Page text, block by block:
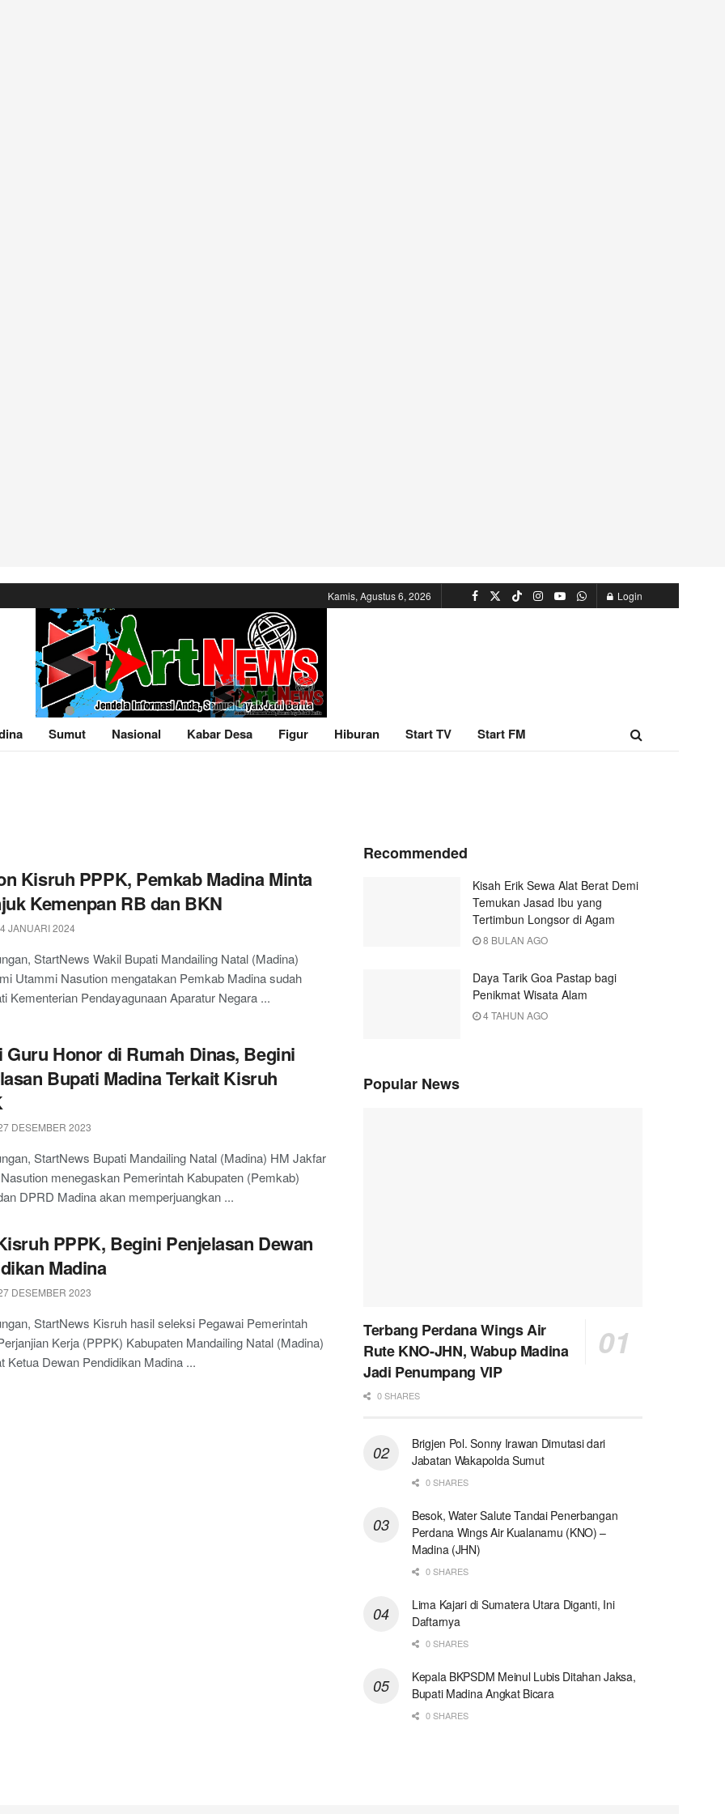
Kamis, Agustus 6, 2026 Login
Sumut Nasional Kabar Desa Figur Hiburan Start TV Start FM
Kisruh PPPK, Pemkab Madina Minta
Kemenpan RB dan BKN
JANUARI 2024
StartNews Wakil Bupati Mandailing Natal (Madina)
Utammi Nasution mengatakan Pemkab Madina sudah
Kementerian Pendayagunaan Aparatur Negara ...
Guru Honor di Rumah Dinas, Begini
Bupati Madina Terkait Kisruh
DESEMBER 2023
StartNews Bupati Mandailing Natal (Madina) HM Jakfar
menegaskan Pemerintah Kabupaten (Pemkab)
DPRD Madina akan memperjuangkan ...
PPPK, Begini Penjelasan Dewan
Madina
DESEMBER 2023
StartNews Kisruh hasil seleksi Pegawai Pemerintah
Kerja (PPPK) Kabupaten Mandailing Natal (Madina)
Ketua Dewan Pendidikan Madina ...
Recommended
Kisah Erik Sewa Alat Berat Demi
Temukan Jasad Ibu yang
Tertimbun Longsor di Agam
8 BULAN AGO
Daya Tarik Goa Pastap bagi
Penikmat Wisata Alam
4 TAHUN AGO
Popular News
Terbang Perdana Wings Air
Rute KNO-JHN, Wabup Madina
Jadi Penumpang VIP
0 SHARES
Brigjen Pol. Sonny Irawan Dimutasi dari
Jabatan Wakapolda Sumut
0 SHARES
Besok, Water Salute Tandai Penerbangan
Perdana Wings Air Kualanamu (KNO) –
Madina (JHN)
0 SHARES
Lima Kajari di Sumatera Utara Diganti, Ini
Daftarnya
0 SHARES
Kepala BKPSDM Meinul Lubis Ditahan Jaksa,
Bupati Madina Angkat Bicara
0 SHARES